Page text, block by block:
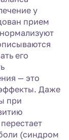
у
прием
его
— это
Даже
при
(синдром